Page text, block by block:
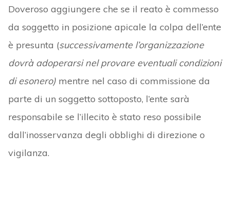
Doveroso aggiungere che se il reato è commesso
da soggetto in posizione apicale la colpa dell’ente
è presunta (successivamente l’organizzazione
dovrà adoperarsi nel provare eventuali condizioni
di esonero) mentre nel caso di commissione da
parte di un soggetto sottoposto, l’ente sarà
responsabile se l’illecito è stato reso possibile
dall’inosservanza degli obblighi di direzione o
vigilanza.